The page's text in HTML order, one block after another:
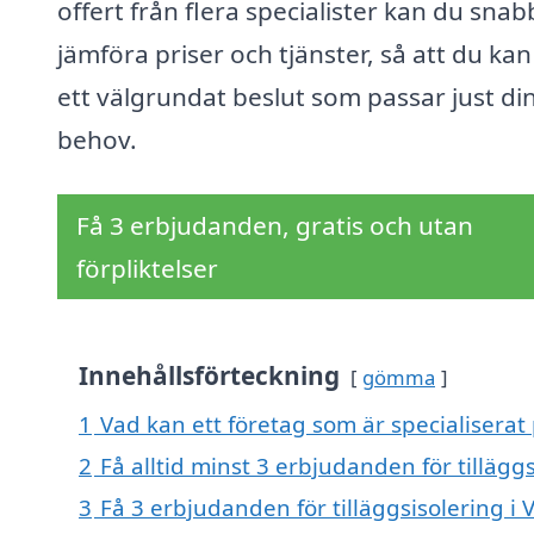
offert från flera specialister kan du
jämföra priser och tjänster, så att du
ett välgrundat beslut som passar just
behov.
Få 3 erbjudanden, gratis och utan
förpliktelser
Innehållsförteckning gömma
1 Vad kan ett företag som är
2 Få alltid minst 3 erbjudanden för
3 Få 3 erbjudanden för tilläggsisolering i